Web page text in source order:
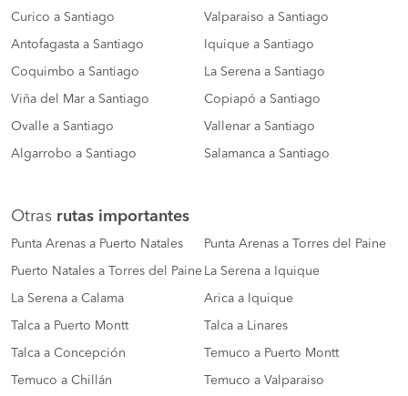
Curico a Santiago Valparaiso a Santiago
Antofagasta a Santiago Iquique a Santiago
Coquimbo a Santiago La Serena a Santiago
Viña del Mar a Santiago Copiapó a Santiago
Ovalle a Santiago Vallenar a Santiago
Algarrobo a Santiago Salamanca a Santiago
Otras rutas importantes
Punta Arenas a Puerto Natales Punta Arenas a Torres del Paine
Puerto Natales a Torres del Paine La Serena a Iquique
La Serena a Calama Arica a Iquique
Talca a Puerto Montt Talca a Linares
Talca a Concepción Temuco a Puerto Montt
Temuco a Chillán Temuco a Valparaiso